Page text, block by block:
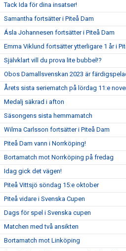
Tack Ida för dina insatser!
Samantha fortsätter i Piteå Dam
Ásla Johannesen fortsätter i Piteå Dam
Emma Viklund fortsätter ytterligare 1 år i
Självklart vill du prova lite bubbel!?
Obos Damallsvenskan 2023 är
Årets sista seriematch på lördag 11:e
Medalj säkrad i afton
Säsongens sista hemmamatch
Wilma Carlsson fortsätter i Piteå Dam
Piteå Dam vann i Norrköping!
Bortamatch mot Norrköping på fredag
Idag gick det vägen!
Piteå Vittsjö söndag 15:e oktober
Piteå vidare i Svenska Cupen
Dags för spel i Svenska cupen
Matchen med två ansikten
Bortamatch mot Linköping